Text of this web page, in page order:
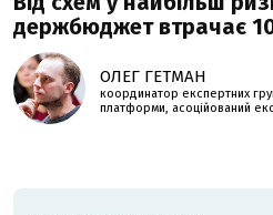
держбюджет втрачає
ОЛЕГ ГЕТМАН
координатор експертних
платформи, асоційований